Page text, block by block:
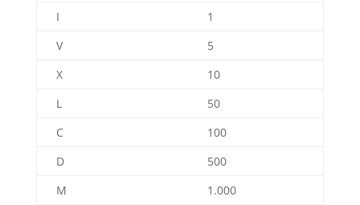
I
1
V
5
X
10
L
50
C
100
D
500
M
1.000